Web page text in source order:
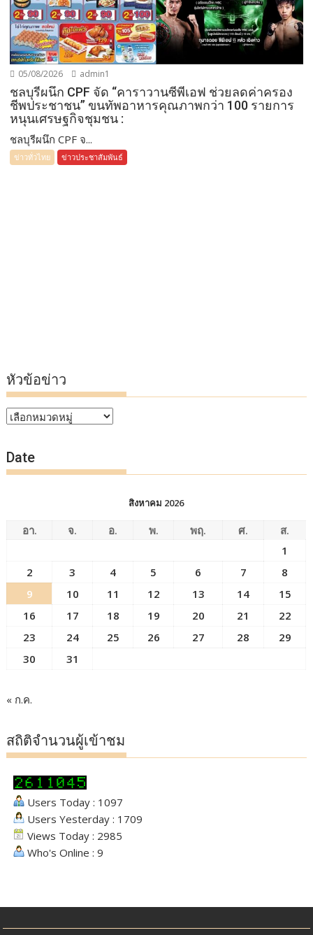
05/08/2026 admin1
ชลบุรีผนึก CPF จัด “คาราวานซีพีเอฟ ช่วยลดค่าครอง
ชีพประชาชน” ขนทัพอาหารคุณภาพกว่า 100 รายการ
หนุนเศรษฐกิจชุมชน :
ชลบุรีผนึก CPF จ...
ข่าวทั่วไทย ข่าวประชาสัมพันธ์
หัวข้อข่าว
หัวข้อ
Date
สิงหาคม 2026
อา. จ. อ. พ. พฤ. ศ.
ส.
1
2
3 4 5 6 7
8
9
10 11 12 13 14
15
16
17 18 19 20 21
22
23
24 25 26 27 28
29
30
31
« ก.ค.
สถิติจำนวนผู้เข้าชม
Users Today : 1097
Users Yesterday : 1709
Views Today : 2985
Who's Online : 9